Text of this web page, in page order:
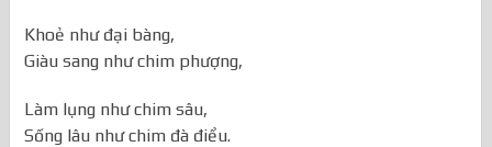
Khoẻ như đại bàng,
Giàu sang như chim phượng,
Làm lụng như chim sâu,
Sống lâu như chim đà điểu.